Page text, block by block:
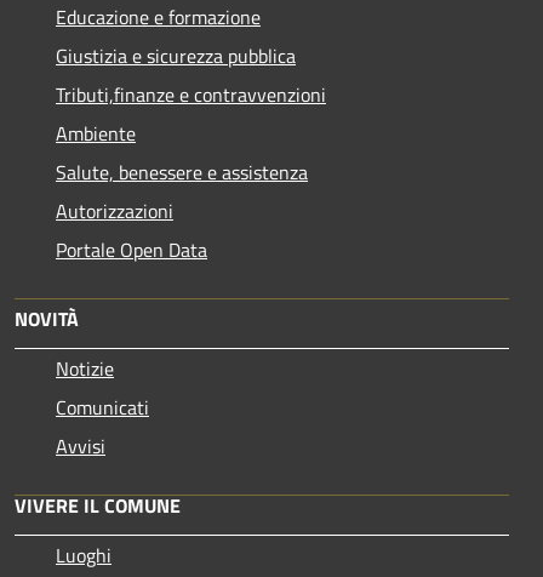
Educazione e formazione
Giustizia e sicurezza pubblica
Tributi,finanze e contravvenzioni
Ambiente
Salute, benessere e assistenza
Autorizzazioni
Portale Open Data
NOVITÀ
Notizie
Comunicati
Avvisi
VIVERE IL COMUNE
Luoghi